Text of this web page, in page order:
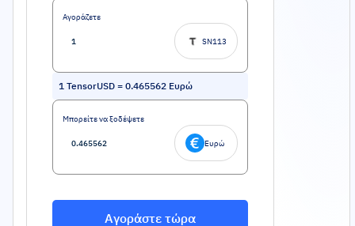
Αγοράζετε
SN113
1 TensorUSD = 0.465562 Ευρώ
Μπορείτε να ξοδέψετε
Ευρώ
Αγοράστε τώρα